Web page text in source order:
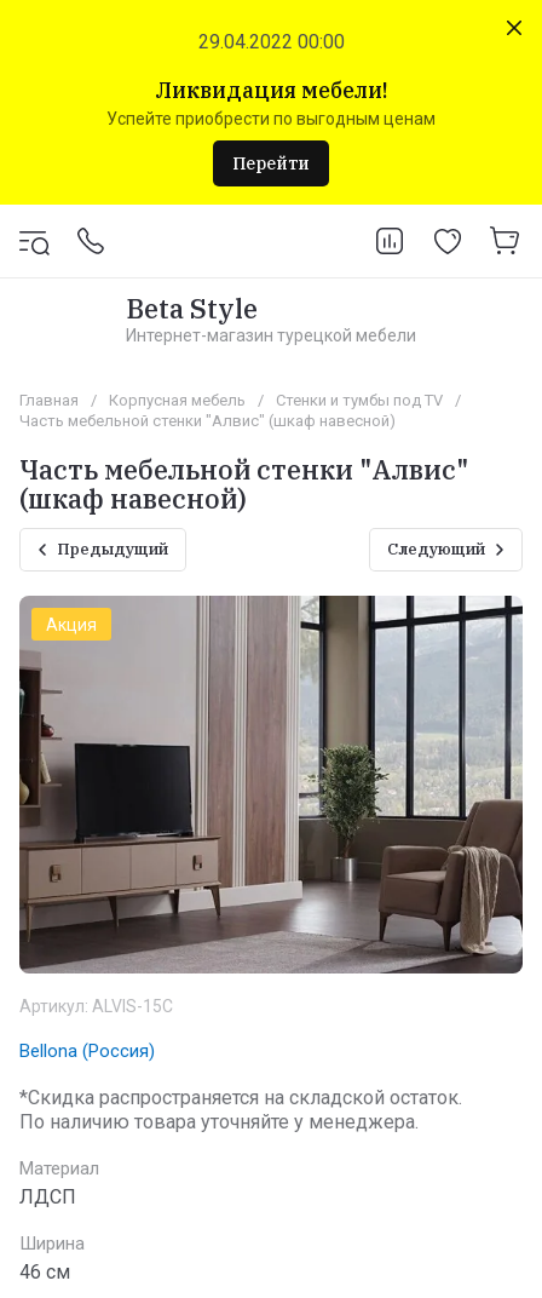
29.04.2022 00:00
Ликвидация мебели!
Успейте приобрести по выгодным ценам
Перейти
Beta Style
Интернет-магазин турецкой мебели
Главная / Корпусная мебель / Стенки и тумбы под TV
/
Часть мебельной стенки "Алвис" (шкаф навесной)
Часть мебельной стенки "Алвис"
(шкаф навесной)
Предыдущий Следующий
Акция
Артикул: ALVIS-15C
Bellona (Россия)
*Скидка распространяется на складской остаток.
По наличию товара уточняйте у менеджера.
Материал
ЛДСП
Ширина
46 см